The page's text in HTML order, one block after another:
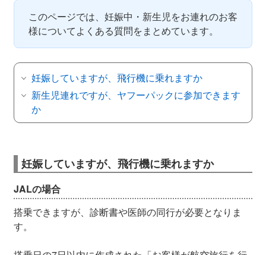
プ
を
力
このページでは、妊娠中・新生児をお連れのお客
様についてよくある質問をまとめています。
妊娠していますが、飛行機に乗れますか
新生児連れですが、ヤフーパックに参加できます
か
妊娠していますが、飛行機に乗れますか
JALの場合
搭乗できますが、診断書や医師の同行が必要となりま
す。